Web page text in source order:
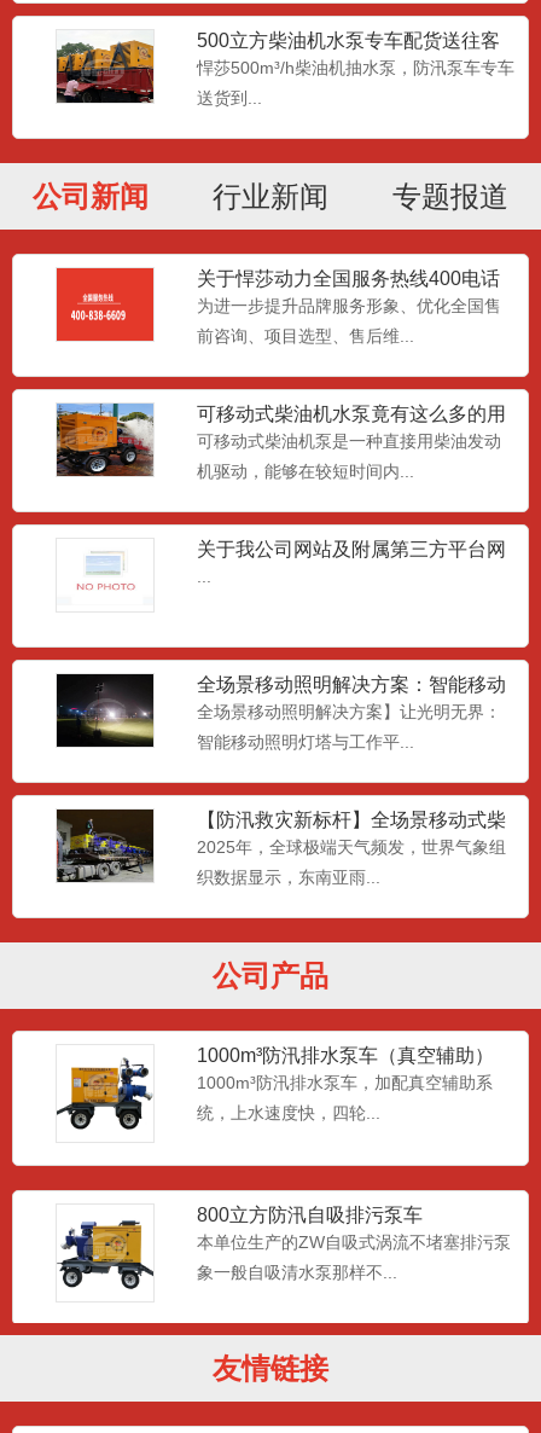
500立方柴油机水泵专车配货送往客
户现场
悍莎500m³/h柴油机抽水泵，防汛泵车专车
送货到...
公司新闻 行业新闻 专题报道
关于悍莎动力全国服务热线400电话
升级变更的公告
为进一步提升品牌服务形象、优化全国售
前咨询、项目选型、售后维...
可移动式柴油机水泵竟有这么多的用
处
可移动式柴油机泵是一种直接用柴油发动
机驱动，能够在较短时间内...
关于我公司网站及附属第三方平台网
...
全场景移动照明解决方案：智能移动
照明灯塔与工作平台，重塑夜
全场景移动照明解决方案】让光明无界：
智能移动照明灯塔与工作平...
【防汛救灾新标杆】全场景移动式柴
油水泵车：全球应急排水解决
2025年，全球极端天气频发，世界气象组
织数据显示，东南亚雨...
公司产品
应急照明系统
塔，4*1000w的照明...
移动照明工作平台搭载4*1000wLED灯
头，皮卡车自动装卸...
移动发电排水照明泵站
移动发电排水照明泵站-集发电、排水、照
明为一体的多功能机组...
真空辅助自吸排水泵车
是由柴油机或电机驱动的抽排水设备；设
备上带有一个分离器水箱，...
移动排水单元
移动排水单元采用能耗低、寿命长、易保
养、故障率低的风冷发动机...
1000m³防汛排水泵车（真空辅助）
1000m³防汛排水泵车，加配真空辅助系
统，上水速度快，四轮...
800立方防汛自吸排污泵车
本单位生产的ZW自吸式涡流不堵塞排污泵
象一般自吸清水泵那样不...
500立方移动防汛排水泵车
类产品技术的基础上成...
友情链接